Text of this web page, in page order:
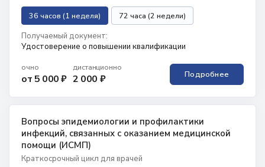
36 часов (1 неделя) 72 часа (2 недели)
Получаемый документ:
Удостоверение о повышении квалификации
очно
от 5 000 ₽
дистанционно
2 000 ₽ Подробнее
Вопросы эпидемиологии и профилактики
инфекций, связанных с оказанием медицинской
помощи (ИСМП)
Краткосрочный цикл для врачей